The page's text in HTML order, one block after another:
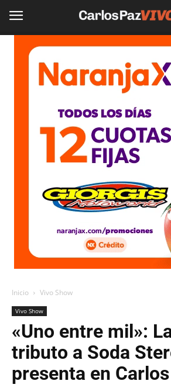
Inicio Vivo Show
Vivo Show
«Uno entre mil»:
tributo a Soda
presenta en